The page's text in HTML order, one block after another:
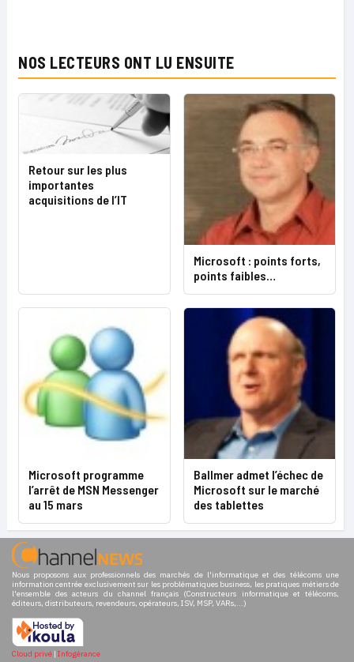
NOS LECTEURS ONT LU ENSUITE
Retour sur les plus
importantes
acquisitions de l’IT
Microsoft : points forts,
points faibles…
Microsoft programme
l’arrêt de MSN Messenger
au 15 mars
Ballmer admet l’échec de
Microsoft sur le marché
des tablettes
Nous proposons aux professionnels des marchés de l'informatique et des télécoms une
information centrée exclusivement sur les problématiques business, les pratiques métiers de
l'ensemble des acteurs du channel français (Constructeurs informatique et télécoms,
éditeurs, distributeurs, revendeurs, opérateurs, ISV, MSP, VARs,...)
Cloud privé | Infogérance